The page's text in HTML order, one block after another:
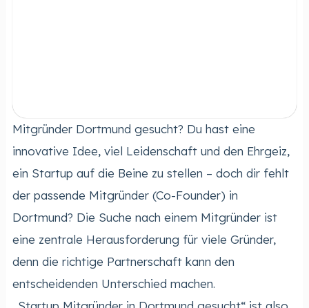
Mitgründer Dortmund gesucht? Du hast eine
innovative Idee, viel Leidenschaft und den Ehrgeiz,
ein Startup auf die Beine zu stellen – doch dir fehlt
der passende Mitgründer (Co-Founder) in
Dortmund? Die Suche nach einem Mitgründer ist
eine zentrale Herausforderung für viele Gründer,
denn die richtige Partnerschaft kann den
entscheidenden Unterschied machen.